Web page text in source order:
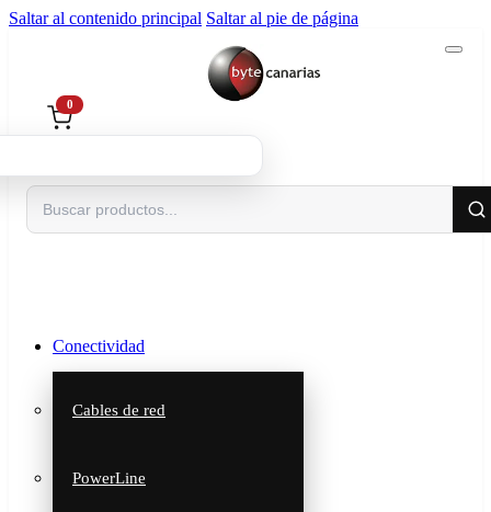
Saltar al contenido principal Saltar al pie de página
Buscar
0
Conectividad
Cables de red
PowerLine